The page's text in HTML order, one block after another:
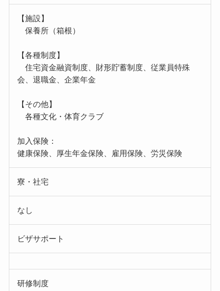
【施設】
保養所（箱根）
【各種制度】
住宅資金融資制度、財形貯蓄制度、従業員特殊
会、退職金、企業年金
【その他】
各種文化・体育クラブ
加入保険：
健康保険、厚生年金保険、雇用保険、労災保険
寮・社宅
なし
ビザサポート
研修制度